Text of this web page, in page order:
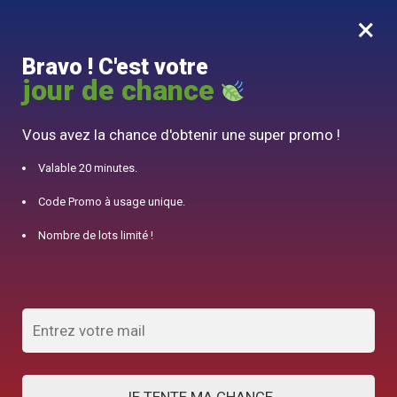
0
10% offert pour 50€ d’achats avec le code DJINN10
×
Bravo ! C'est votre
jour de chance
Vous avez la chance d'obtenir une super promo !
Valable 20 minutes.
Code Promo à usage unique.
Nombre de lots limité !